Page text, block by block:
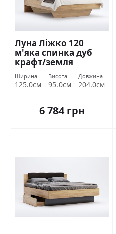
Луна Ліжко 120
м'яка спинка дуб
крафт/земля
Міромарк
Ширина
125.0см
Висота
95.0см
Довжина
204.0см
6 784 грн